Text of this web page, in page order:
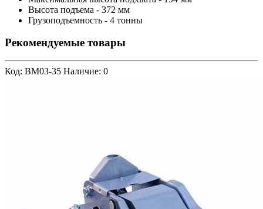
Высота подъема - 372 мм
Грузоподъемность - 4 тонны
Рекомендуемые товары
Код: BM03-35 Наличие: 0